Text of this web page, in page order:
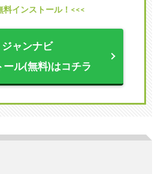
料インストール！<<<
ジャンナビ
ール(無料)はコチラ